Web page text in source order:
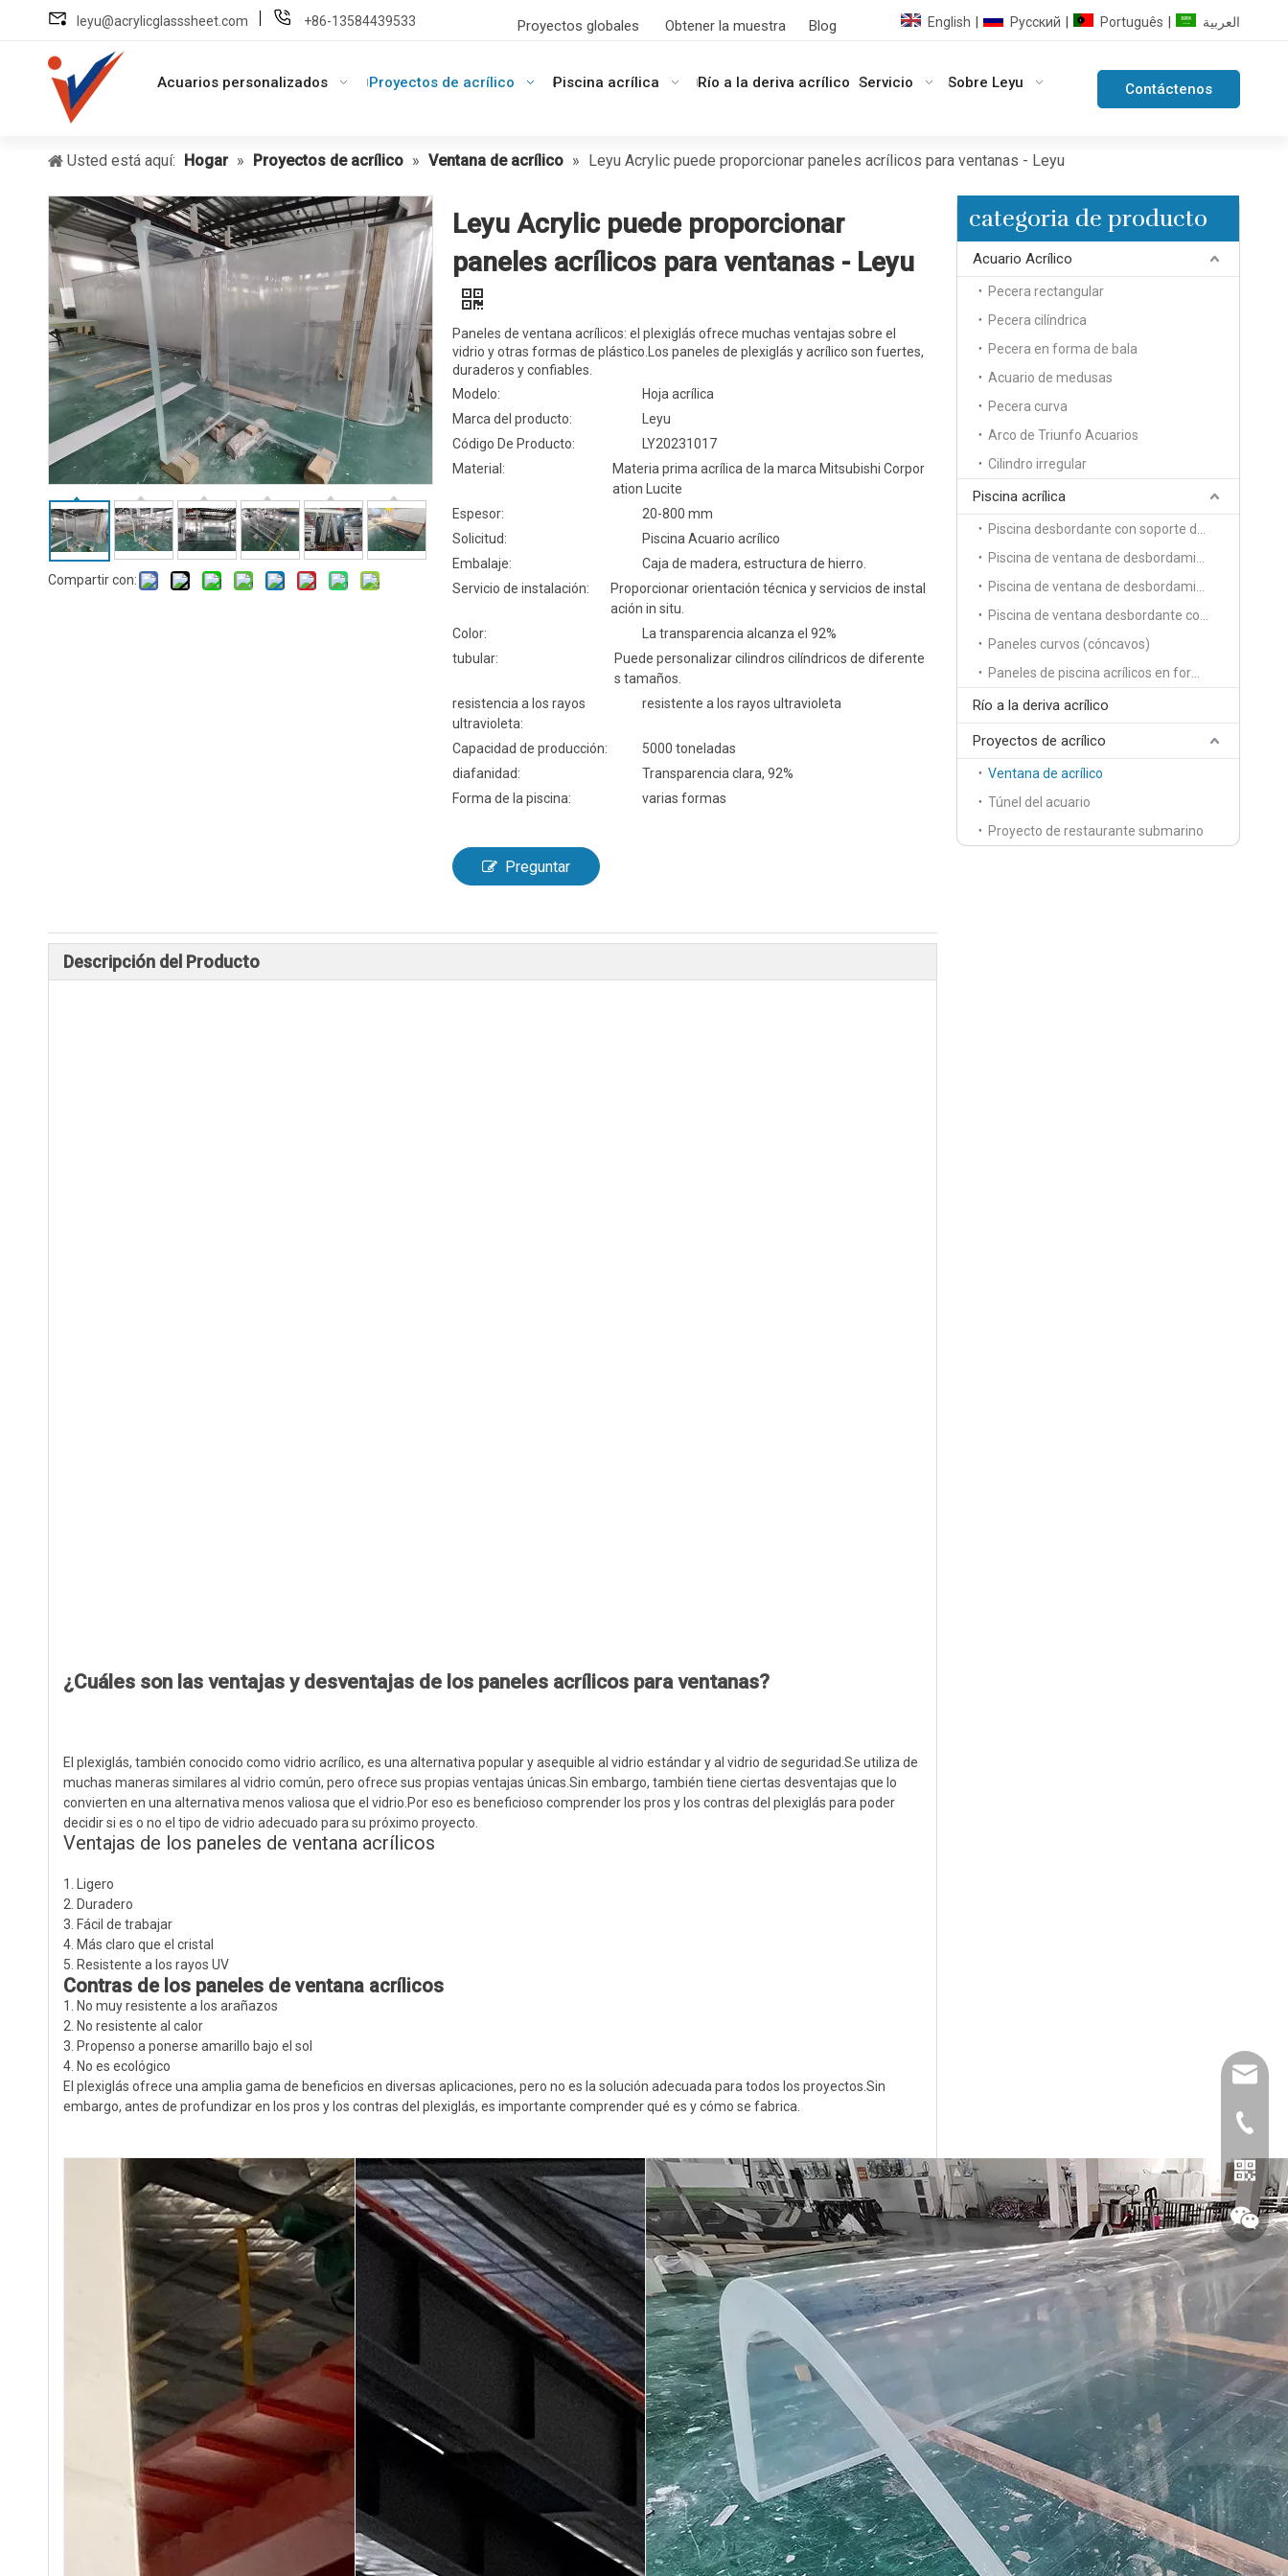
leyu@acrylicglasssheet.com +86-13584439533 Proyectos globales Obtener la muestra Blog English Pусский Português العربية
Acuarios personalizados Proyectos de acrílico Piscina acrílica Río a la deriva acrílico Servicio Sobre Leyu Contáctenos
Usted está aquí: Hogar » Proyectos de acrílico » Ventana de acrílico » Leyu Acrylic puede proporcionar paneles acrílicos para ventanas - Leyu
Compartir con:
Leyu Acrylic puede proporcionar
paneles acrílicos para ventanas - Leyu
Paneles de ventana acrílicos: el plexiglás ofrece muchas ventajas sobre el
vidrio y otras formas de plástico.Los paneles de plexiglás y acrílico son fuertes,
duraderos y confiables.
Modelo:
Hoja acrílica
Marca del producto:
Leyu
Código De Producto:
LY20231017
Material:
Materia prima acrílica de la marca Mitsubishi Corpor
ation Lucite
Espesor:
20-800 mm
Solicitud:
Piscina Acuario acrílico
Embalaje:
Caja de madera, estructura de hierro.
Servicio de instalación:
Proporcionar orientación técnica y servicios de instal
ación in situ.
Color:
La transparencia alcanza el 92%
tubular:
Puede personalizar cilindros cilíndricos de diferente
s tamaños.
resistencia a los rayos
ultravioleta:
resistente a los rayos ultravioleta
Capacidad de producción:
5000 toneladas
diafanidad:
Transparencia clara, 92%
Forma de la piscina:
varias formas
Preguntar
Descripción del Producto
¿Cuáles son las ventajas y desventajas de los paneles acrílicos para ventanas?
El plexiglás, también conocido como vidrio acrílico, es una alternativa popular y asequible al vidrio estándar y al vidrio de seguridad.Se utiliza de
muchas maneras similares al vidrio común, pero ofrece sus propias ventajas únicas.Sin embargo, también tiene ciertas desventajas que lo
convierten en una alternativa menos valiosa que el vidrio.Por eso es beneficioso comprender los pros y los contras del plexiglás para poder
decidir si es o no el tipo de vidrio adecuado para su próximo proyecto.
Ventajas de los paneles de ventana acrílicos
1. Ligero
2. Duradero
3. Fácil de trabajar
4. Más claro que el cristal
5. Resistente a los rayos UV
Contras de los paneles de ventana acrílicos
1. No muy resistente a los arañazos
2. No resistente al calor
3. Propenso a ponerse amarillo bajo el sol
4. No es ecológico
El plexiglás ofrece una amplia gama de beneficios en diversas aplicaciones, pero no es la solución adecuada para todos los proyectos.Sin
embargo, antes de profundizar en los pros y los contras del plexiglás, es importante comprender qué es y cómo se fabrica.
categoria de producto
Acuario Acrílico
Pecera rectangular
Pecera cilíndrica
Pecera en forma de bala
Acuario de medusas
Pecera curva
Arco de Triunfo Acuarios
Cilindro irregular
Piscina acrílica
Paneles curvos (cóncavos)
Río a la deriva acrílico
Proyectos de acrílico
Ventana de acrílico
Túnel del acuario
Proyecto de restaurante submarino
+86-
chatear